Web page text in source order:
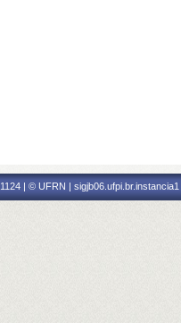
| © UFRN | sigjb06.ufpi.br.instancia1